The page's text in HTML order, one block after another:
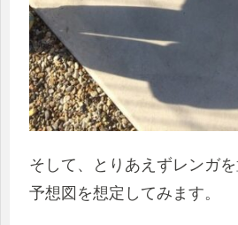
そして、とりあえずレンガ
予想図を想定してみます。